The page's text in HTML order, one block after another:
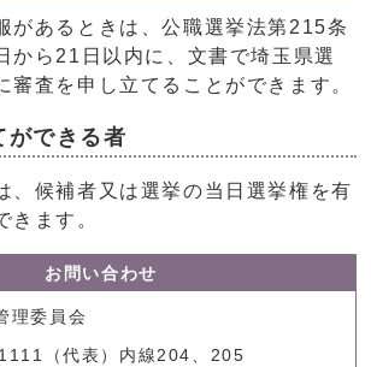
があるときは、公職選挙法第215条
から21日以内に、文書で埼玉県選
審査を申し立てることができます。
ができる者
、候補者又は選挙の当日選挙権を有
きます。
お問い合わせ
理委員会
（代表）内線204、205